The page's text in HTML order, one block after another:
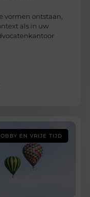
vormen ontstaan,
als in uw
EN VRIJE TIJD